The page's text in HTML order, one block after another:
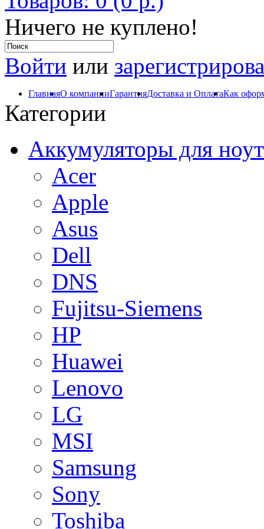
Ничего не куплено!
Войти или
ГлавнаяО компанииГарантияДоставка и ОплатаКак
Категории
Аккумуляторы для
Acer
Apple
Asus
Dell
DNS
Fujitsu-Siemens
HP
Huawei
Lenovo
LG
MSI
Samsung
Sony
Toshiba